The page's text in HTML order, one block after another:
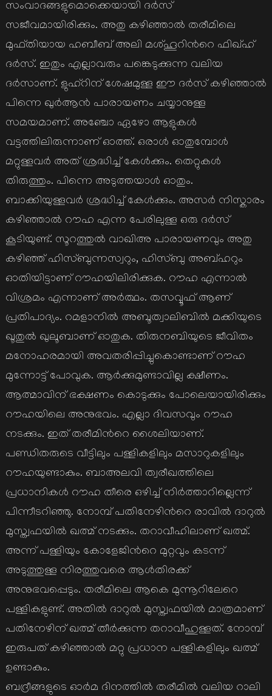
സംവാദങ്ങളുമൊക്കെയായി ദര്‍സ്
സജീവമായിരിക്കും. അതു കഴിഞ്ഞാല്‍ തരീമിലെ
മുഫ്തിയായ ഹബീബ് അലി മശ്ഹൂറിന്‍റെ ഫിഖ്ഹ്
ദര്‍സ്. ഇതും എല്ലാവരും പങ്കെടുക്കുന്ന വലിയ
ദര്‍സാണ്. ളുഹ്റിന് ശേഷമുള്ള ഈ ദര്‍സ് കഴിഞ്ഞാല്‍
പിന്നെ ഖുര്‍ആന്‍ പാരായണം ചയ്യാനുള്ള
സമയമാണ്. അഞ്ചോ ഏഴോ ആളുകള്‍
വട്ടത്തിലിരുന്നാണ് ഓത്ത്. ഒരാള്‍ ഓതുമ്പോള്‍
മറ്റുള്ളവര്‍ അത് ശ്രദ്ധിച്ച് കേള്‍ക്കും. തെറ്റുകള്‍
തിരുത്തും. പിന്നെ അടുത്തയാള്‍ ഓതും.
ബാക്കിയുള്ളവര്‍ ശ്രദ്ധിച്ച് കേള്‍ക്കും. അസര്‍ നിസ്കാരം
കഴിഞ്ഞാല്‍ റൗഹ എന്ന പേരിലുള്ള ഒരു ദര്‍സ്
കൂടിയുണ്ട്. സൂറത്തുല്‍ വാഖിഅ പാരായണവും അതു
കഴിഞ്ഞ് ഹിസ്ബുന്നസ്വറും, ഹിസ്ബു അബ്ഹറും
ഓതിയിട്ടാണ് റൗഹയിലിരിക്കുക. റൗഹ എന്നാല്‍
വിശ്രമം എന്നാണ് അര്‍ത്ഥം. തസവ്വൂഫ് ആണ്
പ്രതിപാദ്യം. റമളാനില്‍ അബൂത്വാലിബില്‍ മക്കിയുടെ
ഖൂതുല്‍ ഖുലൂബാണ് ഓതുക. തിരുനബിയുടെ ജീവിതം
മനോഹരമായി അവതരിപ്പിച്ചുകൊണ്ടാണ് റൗഹ
മുന്നോട്ട് പോവുക. ആര്‍ക്കുമുണ്ടാവില്ല ക്ഷീണം.
ആത്മാവിന് ഭക്ഷണം കൊടുക്കും പോലെയായിരിക്കും
റൗഹയിലെ അനുഭവം. എല്ലാ ദിവസവും റൗഹ
നടക്കും. ഇത് തരീമിന്‍റെ ശൈലിയാണ്.
പണ്ഡിതരുടെ വീട്ടിലും പള്ളികളിലും മസാറുകളിലും
റൗഹയുണ്ടാകും. ബാഅലവി ത്വരീഖത്തിലെ
പ്രധാനികള്‍ റൗഹ തീരെ ഒഴിച്ച് നിര്‍ത്താറില്ലെന്ന്
പിന്നീടറിഞ്ഞു. നോമ്പ് പതിനേഴിന്‍റെ രാവില്‍ ദാറുല്‍
മുസ്ത്വഫയില്‍ ഖത്മ് നടക്കും. തറാവീഹിലാണ് ഖത്മ്.
അന്ന് പള്ളിയും കോളേജിന്‍റെ മുറ്റവും കടന്ന്
അടുത്തുള്ള നിരത്തുവരെ ആള്‍തിരക്ക്
അനുഭവപ്പെടും. തരീമിലെ ആകെ മുന്നൂറിലേറെ
പള്ളികളുണ്ട്. അതില്‍ ദാറുല്‍ മുസ്ത്വഫയില്‍ മാത്രമാണ്
പതിനേഴിന് ഖത്മ് തീര്‍ക്കുന്ന തറാവീഹുള്ളത്. നോമ്പ്
ഇരുപത് കഴിഞ്ഞാല്‍ മറ്റു പ്രധാന പള്ളികളിലും ഖത്മ്
ഉണ്ടാകും.
ബദ്രീങ്ങളുടെ ഓര്‍മ ദിനത്തില്‍ തരീമില്‍ വലിയ റാലി